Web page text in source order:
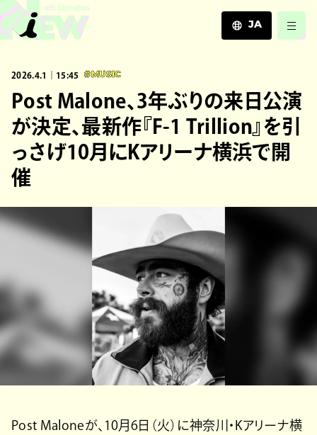
JA
ZH
2026.4.1｜15:45 #MUSIC
Post Malone、3年ぶりの来日公演
が決定、最新作『F-1 Trillion』を引
っさげ10月にKアリーナ横浜で開
催
Post Maloneが、10月6日（火）に神奈川・Kアリーナ横